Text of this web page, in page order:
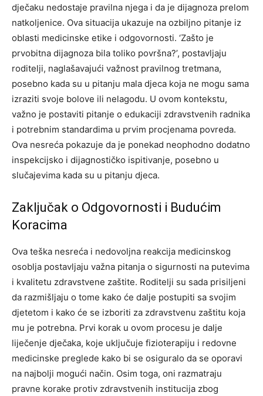
dječaku nedostaje pravilna njega i da je dijagnoza prelom
natkoljenice. Ova situacija ukazuje na ozbiljno pitanje iz
oblasti medicinske etike i odgovornosti. ‘Zašto je
prvobitna dijagnoza bila toliko površna?’, postavljaju
roditelji, naglašavajući važnost pravilnog tretmana,
posebno kada su u pitanju mala djeca koja ne mogu sama
izraziti svoje bolove ili nelagodu. U ovom kontekstu,
važno je postaviti pitanje o edukaciji zdravstvenih radnika
i potrebnim standardima u prvim procjenama povreda.
Ova nesreća pokazuje da je ponekad neophodno dodatno
inspekcijsko i dijagnostičko ispitivanje, posebno u
slučajevima kada su u pitanju djeca.
Zaključak o Odgovornosti i Budućim
Koracima
Ova teška nesreća i nedovoljna reakcija medicinskog
osoblja postavljaju važna pitanja o sigurnosti na putevima
i kvalitetu zdravstvene zaštite. Roditelji su sada prisiljeni
da razmišljaju o tome kako će dalje postupiti sa svojim
djetetom i kako će se izboriti za zdravstvenu zaštitu koja
mu je potrebna. Prvi korak u ovom procesu je dalje
liječenje dječaka, koje uključuje fizioterapiju i redovne
medicinske preglede kako bi se osiguralo da se oporavi
na najbolji mogući način. Osim toga, oni razmatraju
pravne korake protiv zdravstvenih institucija zbog